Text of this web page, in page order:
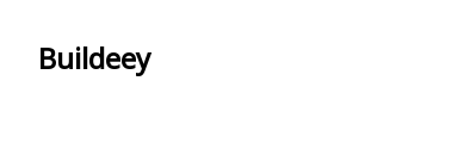
Buildeey